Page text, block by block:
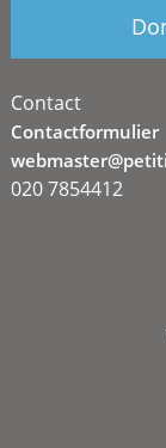
Contact
Contactformulier
020 7854412